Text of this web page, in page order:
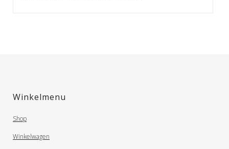
Winkelmenu
Shop
Winkelwagen